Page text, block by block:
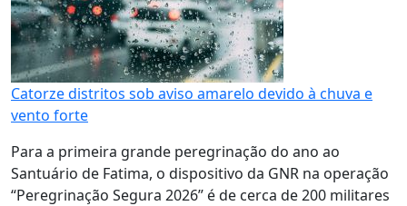
Catorze distritos sob aviso amarelo devido à chuva e
vento forte
Para a primeira grande peregrinação do ano ao
Santuário de Fatima, o dispositivo da GNR na operação
“Peregrinação Segura 2026” é de cerca de 200 militares